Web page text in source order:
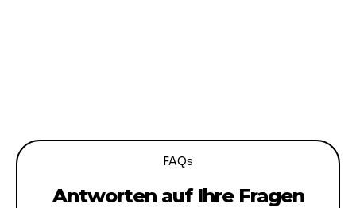
FAQs
Antworten auf Ihre Fragen